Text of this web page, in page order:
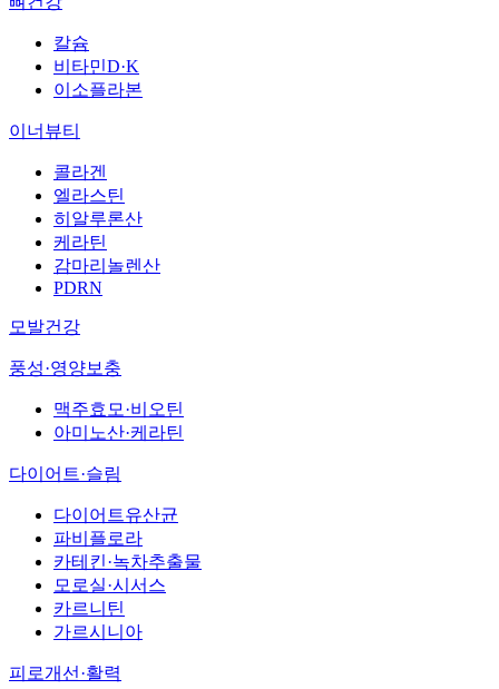
칼슘
비타민D·K
이소플라본
이너뷰티
콜라겐
엘라스틴
히알루론산
케라틴
감마리놀렌산
PDRN
모발건강
풍성·영양보충
맥주효모·비오틴
아미노산·케라틴
다이어트·슬림
다이어트유산균
파비플로라
카테킨·녹차추출물
모로실·시서스
카르니틴
가르시니아
피로개선·활력